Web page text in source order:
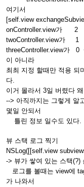
여기서
[self.view
onController.view가 2
twoController.view가 1
threeController.view가 0
이 아니라
최최 지정 할때만 적용 되
다.
이거 몰라서 3일 버렸다
--> 아직까지는 그렇게 알
몇일 안되서
틀린 정보 일수도 있다.
뷰 스택 로그 찍기
NSLog([[self.view
-> 뷰가 쌓여 있는 스택(?)
로그를 볼때는 view에
가 나와서